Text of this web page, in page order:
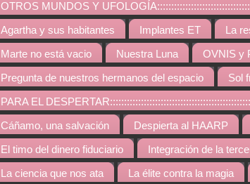
OTROS MUNDOS Y
Agartha y sus habitantes Implantes ET La
Marte no está vacio Nuestra Luna OVNIS y
Pregunta de nuestros hermanos del espacio Sol
PARA EL
Cáñamo, una salvación Despierta al HAARP
El timo del dinero fiduciario Integración de la
La ciencia que nos ata La élite contra la magia